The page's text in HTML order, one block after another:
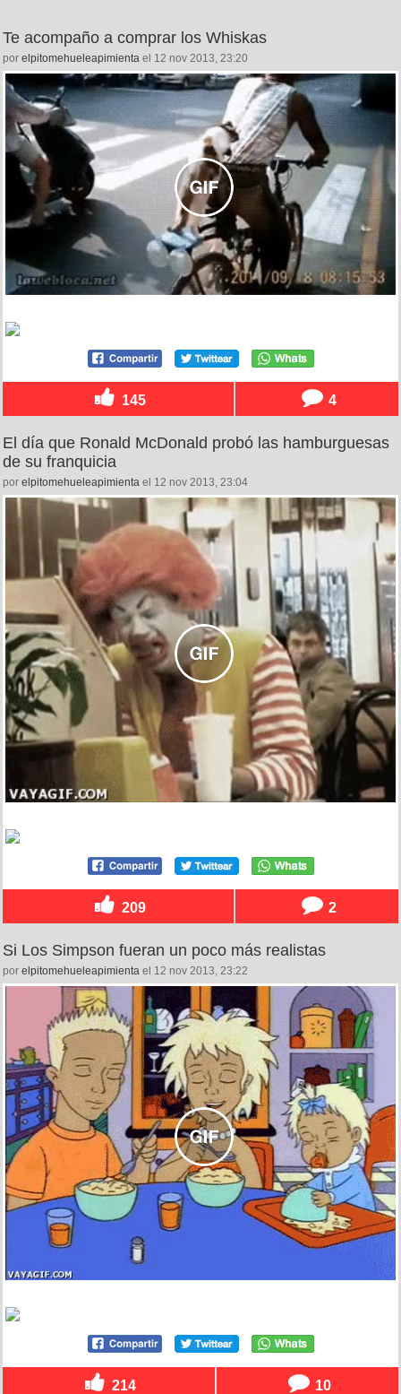
Te acompaño a comprar los Whiskas
por elpitomehueleapimienta el 12 nov 2013, 23:20
145 4
El día que Ronald McDonald probó las hamburguesas
de su franquicia
por elpitomehueleapimienta el 12 nov 2013, 23:04
209 2
Si Los Simpson fueran un poco más realistas
por elpitomehueleapimienta el 12 nov 2013, 23:22
214 10